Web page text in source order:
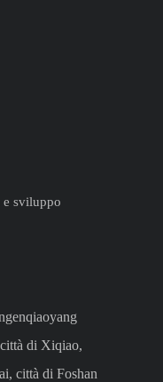
sviluppo
di Xiqiao,
città di Foshan